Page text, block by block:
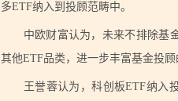
多ETF纳入到投顾范畴中。
中欧财富认为，未来不排除基金
其他ETF品类，进一步丰富基金投顾
王誉蓉认为，科创板ETF纳入投